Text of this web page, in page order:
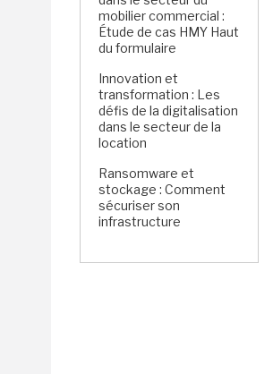
mobilier commercial :
Étude de cas HMY Haut
du formulaire
Innovation et
transformation : Les
défis de la digitalisation
dans le secteur de la
location
Ransomware et
stockage : Comment
sécuriser son
infrastructure